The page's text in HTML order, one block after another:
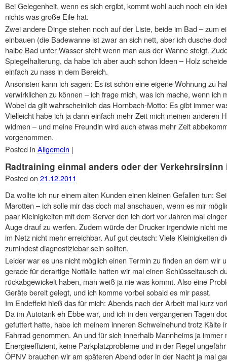
Bei Gelegenheit, wenn es sich ergibt, kommt wohl auch noch ein
nichts was große Eile hat.
Zwei andere Dinge stehen noch auf der Liste, beide im Bad – zum
einbauen (die Badewanne ist zwar an sich nett, aber ich dusche
halbe Bad unter Wasser steht wenn man aus der Wanne steigt.
Spiegelhalterung, da habe ich aber auch schon Ideen – Holz
einfach zu nass in dem Bereich.
Ansonsten kann ich sagen: Es ist schön eine eigene Wohnung zu
verwirklichen zu können – ich frage mich, was ich mache, wenn
Wobei da gilt wahrscheinlich das Hornbach-Motto: Es gibt immer
Vielleicht habe ich ja dann einfach mehr Zeit mich meinen anderen
widmen – und meine Freundin wird auch etwas mehr Zeit
vorgenommen.
Posted in Allgemein |
Radtraining einmal anders oder der Verkehrsirsinn
Posted on 21.12.2011
Da wollte ich nur einem alten Kunden einen kleinen Gefallen tun:
Marotten – ich solle mir das doch mal anschauen, wenn es mir
paar Kleinigkeiten mit dem Server den ich dort vor Jahren mal
Auge drauf zu werfen. Zudem würde der Drucker irgendwie nicht
im Netz nicht mehr erreichbar. Auf gut deutsch: Viele Kleinigkeiten
zumindest diagnostiziebar sein sollten.
Leider war es uns nicht möglich einen Termin zu finden an dem wir
gerade für derartige Notfälle hatten wir mal einen Schlüsseltausch
rückabgewickelt haben, man weiß ja nie was kommt. Also eine
Geräte bereit gelegt, und ich komme vorbei sobald es mir passt.
Im Endeffekt hieß das für mich: Abends nach der Arbeit mal kurz
Da im Autotank eh Ebbe war, und ich in den vergangenen Tagen
gefuttert hatte, habe ich meinem inneren Schweinehund trotz Kälte
Fahrrad genommen. An und für sich innerhalb Mannheims ja
Energieeffizient, keine Parkplatzprobleme und in der Regel
ÖPNV brauchen wir am späteren Abend oder in der Nacht ja mal